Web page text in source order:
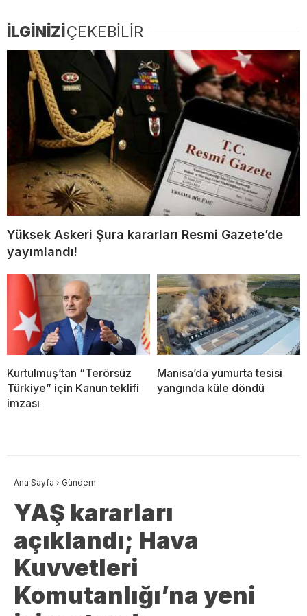
İLGİNİZİÇEKEBİLİR
Yüksek Askeri Şura kararları Resmi Gazete’de
yayımlandı!
Kurtulmuş’tan “Terörsüz
Türkiye” için Kanun teklifi
imzası
Manisa’da yumurta tesisi
yangında küle döndü
Ana Sayfa › Gündem
YAŞ kararları
açıklandı; Hava
Kuvvetleri
Komutanlığı’na yeni